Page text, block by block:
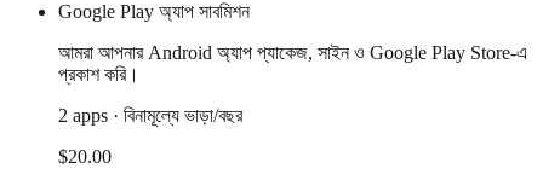
Google Play অ্যাপ সাবমিশন
আমরা আপনার Android অ্যাপ প্যাকেজ, সাইন ও Google Play Store-এ
প্রকাশ করি।
2 apps · বিনামূল্যে ভাড়া/বছর
$20.00